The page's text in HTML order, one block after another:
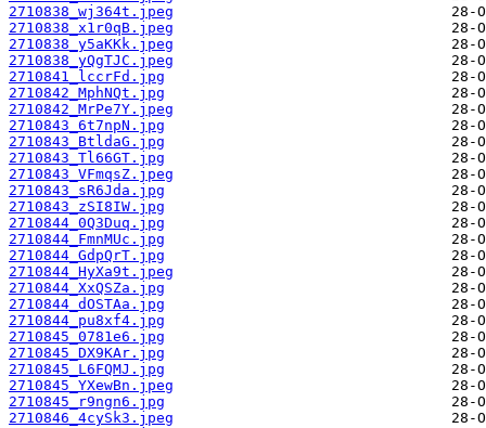
2710838_wj364t.jpeg
2710838_x1r0qB.jpeg
2710838_y5aKKk.jpeg
2710838_yQgTJC.jpeg
2710841_lccrFd.jpg
2710842_MphNQt.jpg
2710842_MrPe7Y.jpeg
2710843_6t7npN.jpg
2710843_BtldaG.jpg
2710843_Tl66GT.jpg
2710843_VFmqsZ.jpeg
2710843_sR6Jda.jpg
2710843_zSI8IW.jpg
2710844_0Q3Duq.jpg
2710844_FmnMUc.jpg
2710844_GdpQrT.jpg
2710844_HyXa9t.jpeg
2710844_XxQSZa.jpg
2710844_dOSTAa.jpg
2710844_pu8xf4.jpg
2710845_0781e6.jpg
2710845_DX9KAr.jpg
2710845_L6FQMJ.jpg
2710845_YXewBn.jpeg
2710845_r9ngn6.jpg
2710846_4cySk3.jpeg